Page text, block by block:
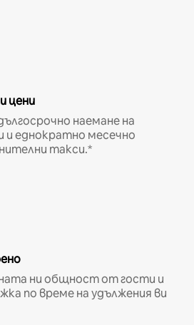
цени
наемане на
и еднократно месечно
такси.*
ни общност от гости и
по време на удължения ви